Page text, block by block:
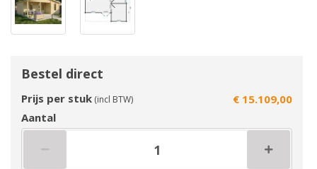
Bestel direct
Prijs per stuk (incl BTW)
€ 15.109,00
Aantal